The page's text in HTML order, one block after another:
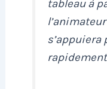
tableau à
s’appuiera